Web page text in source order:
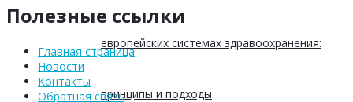
европейских системах здравоохранения:
принципы и подходы
Полезные ссылки
Главная страница
Новости
Контакты
Обратная связь